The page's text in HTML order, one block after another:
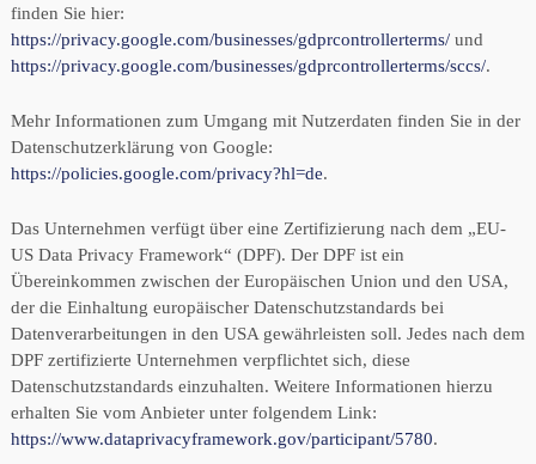
finden Sie hier:
https://privacy.google.com/businesses/gdprcontrollerterms/ und
https://privacy.google.com/businesses/gdprcontrollerterms/sccs/.
Mehr Informationen zum Umgang mit Nutzerdaten finden Sie in der
Datenschutzerklärung von Google:
https://policies.google.com/privacy?hl=de.
Das Unternehmen verfügt über eine Zertifizierung nach dem „EU-
US Data Privacy Framework“ (DPF). Der DPF ist ein
Übereinkommen zwischen der Europäischen Union und den USA,
der die Einhaltung europäischer Datenschutzstandards bei
Datenverarbeitungen in den USA gewährleisten soll. Jedes nach dem
DPF zertifizierte Unternehmen verpflichtet sich, diese
Datenschutzstandards einzuhalten. Weitere Informationen hierzu
erhalten Sie vom Anbieter unter folgendem Link:
https://www.dataprivacyframework.gov/participant/5780.